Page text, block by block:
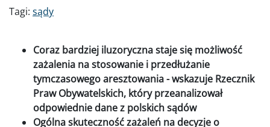
Tagi: sądy
Coraz bardziej iluzoryczna staje się możliwość
zażalenia na stosowanie i przedłużanie
tymczasowego aresztowania - wskazuje Rzecznik
Praw Obywatelskich, który przeanalizował
odpowiednie dane z polskich sądów
Ogólna skuteczność zażaleń na decyzje o